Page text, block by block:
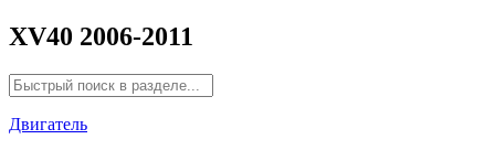
XV40 2006-2011
Двигатель